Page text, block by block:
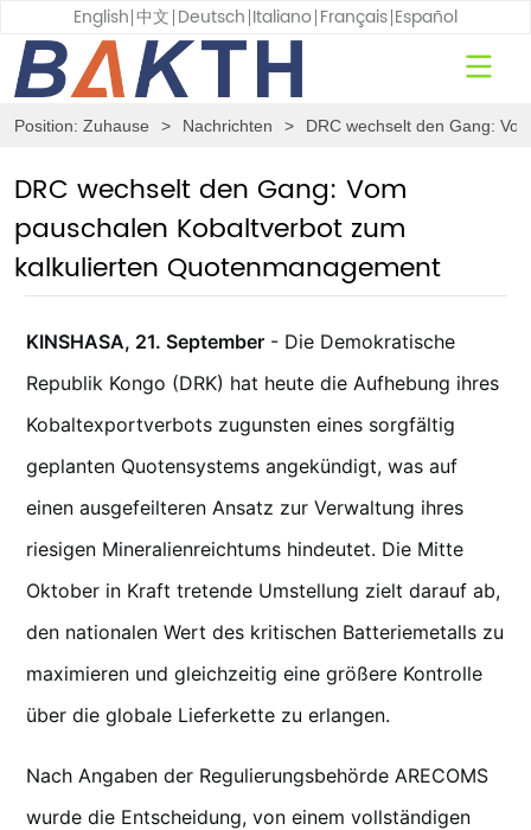
English 中文 Deutsch Italiano Français Español
Position: Zuhause > Nachrichten > DRC wechselt den Gang:
DRC wechselt den Gang: Vom
pauschalen Kobaltverbot zum
kalkulierten Quotenmanagement
KINSHASA, 21. September- Die Demokratische
Republik Kongo (DRK) hat heute die Aufhebung ihres
Kobaltexportverbots zugunsten eines sorgfältig
geplanten Quotensystems angekündigt, was auf
einen ausgefeilteren Ansatz zur Verwaltung ihres
riesigen Mineralienreichtums hindeutet. Die Mitte
Oktober in Kraft tretende Umstellung zielt darauf ab,
den nationalen Wert des kritischen Batteriemetalls zu
maximieren und gleichzeitig eine größere Kontrolle
über die globale Lieferkette zu erlangen.
Nach Angaben der Regulierungsbehörde ARECOMS
wurde die Entscheidung, von einem vollständigen